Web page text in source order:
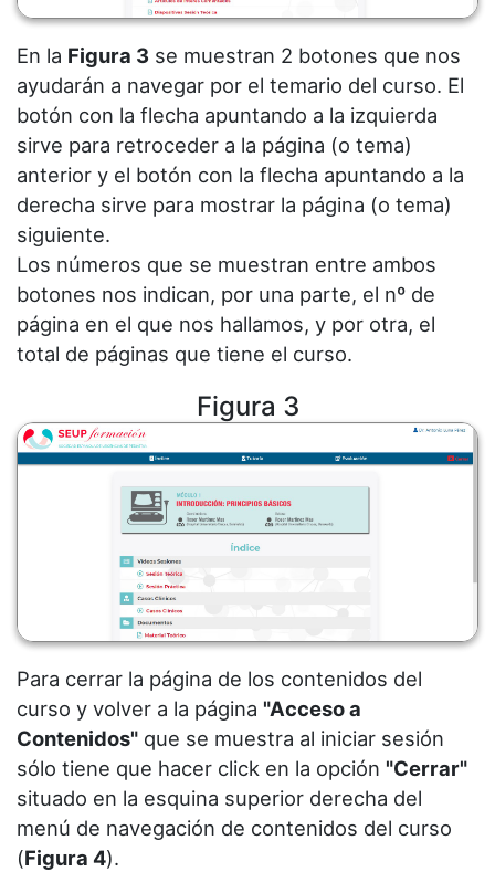
En la Figura 3 se muestran 2 botones que nos
ayudarán a navegar por el temario del curso. El
botón con la flecha apuntando a la izquierda
sirve para retroceder a la página (o tema)
anterior y el botón con la flecha apuntando a la
derecha sirve para mostrar la página (o tema)
siguiente.
Los números que se muestran entre ambos
botones nos indican, por una parte, el nº de
página en el que nos hallamos, y por otra, el
total de páginas que tiene el curso.
Figura 3
Para cerrar la página de los contenidos del
curso y volver a la página "Acceso a
Contenidos" que se muestra al iniciar sesión
sólo tiene que hacer click en la opción "Cerrar"
situado en la esquina superior derecha del
menú de navegación de contenidos del curso
(Figura 4).